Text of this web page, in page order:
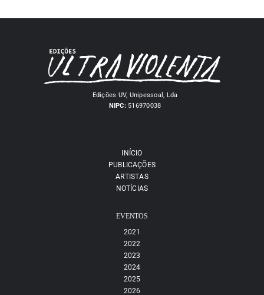
Edições UV, Unipessoal, Lda
NIPC:516970038
INÍCIO
PUBLICAÇÕES
ARTISTAS
NOTÍCIAS
EVENTOS
2021
2022
2023
2024
2025
2026